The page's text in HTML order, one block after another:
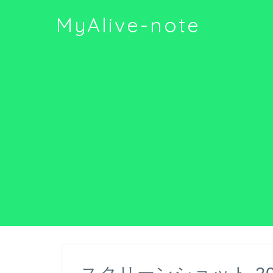
MyAlive-note